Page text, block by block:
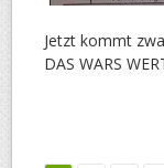
Jetzt kommt
DAS WARS